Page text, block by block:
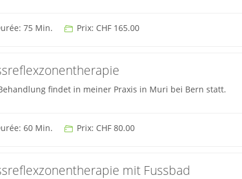
75 Min. Prix: CHF 165.00
findet in meiner Praxis in Muri bei Bern statt.
60 Min. Prix: CHF 80.00
mit Fussbad